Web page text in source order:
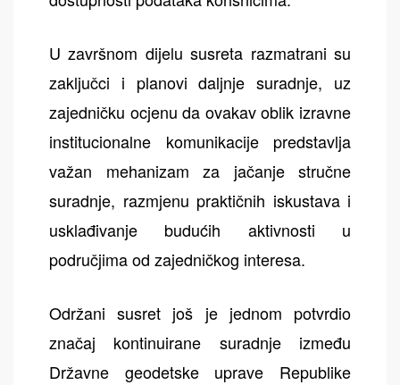
U završnom dijelu susreta razmatrani su
zaključci i planovi daljnje suradnje, uz
zajedničku ocjenu da ovakav oblik izravne
institucionalne komunikacije predstavlja
važan mehanizam za jačanje stručne
suradnje, razmjenu praktičnih iskustava i
usklađivanje budućih aktivnosti u
područjima od zajedničkog interesa.
Održani susret još je jednom potvrdio
značaj kontinuirane suradnje između
Državne geodetske uprave Republike